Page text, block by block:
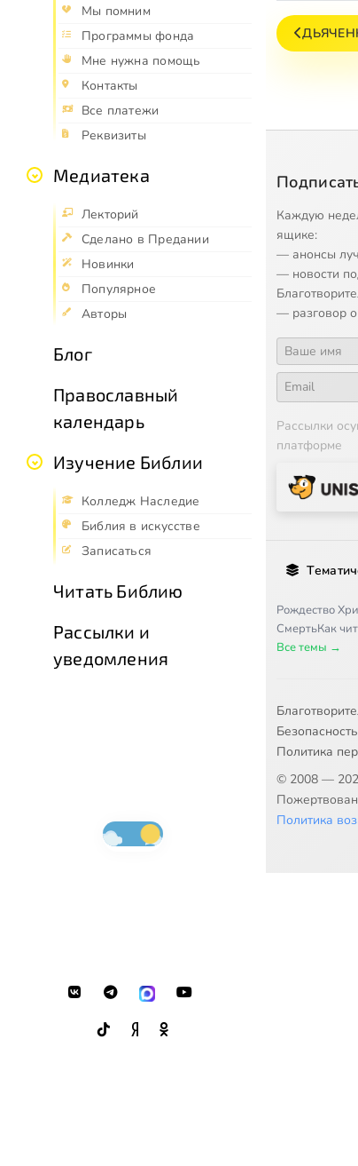
Мы помним
Программы фонда
Мне нужна помощь
Контакты
Все платежи
Реквизиты
Медиатека
Лекторий
Сделано в Предании
Новинки
Популярное
Авторы
Блог
Православный
календарь
Изучение Библии
Колледж Наследие
Библия в искусстве
Записаться
Читать Библию
Рассылки и
уведомления
Каждую
ящике:
— анонсы
— новости
— разговор
Рассылки
платформе
Рождество
СмертьКак
Все темы →
Политика
© 2008 —
Политика